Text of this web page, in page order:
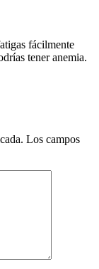
fácilmente
tener anemia.
Los campos